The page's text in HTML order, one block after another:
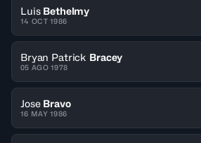
Luis Bethelmy
14 OCT 1986
Bryan Patrick Bracey
05 AGO 1978
Jose Bravo
16 MAY 1986